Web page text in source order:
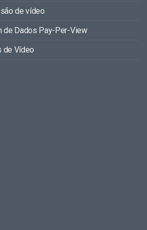
de vídeo
de Dados Pay-Per-View
de Vídeo